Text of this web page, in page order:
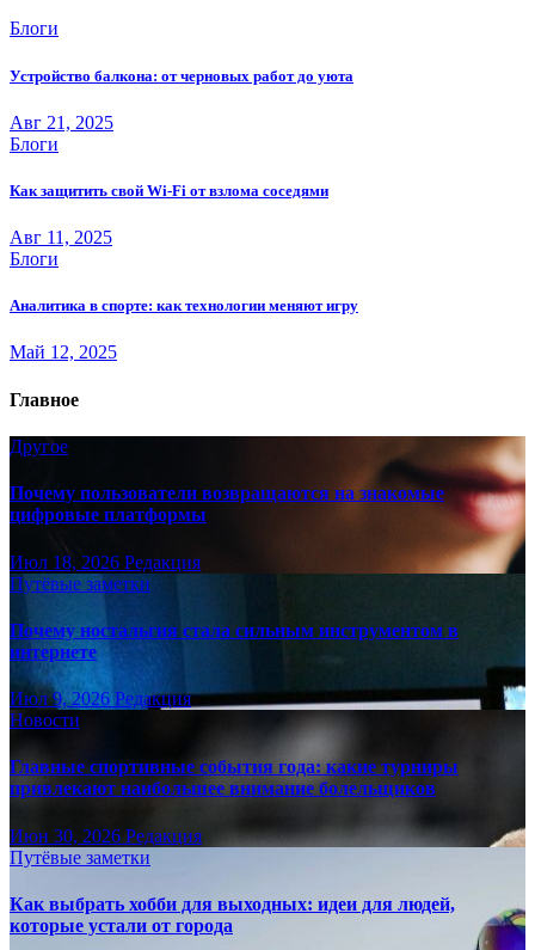
Блоги
Устройство балкона: от черновых работ до уюта
Авг 21, 2025
Блоги
Как защитить свой Wi-Fi от взлома соседями
Авг 11, 2025
Блоги
Аналитика в спорте: как технологии меняют игру
Май 12, 2025
Главное
Другое
Почему пользователи возвращаются на знакомые
цифровые платформы
Июл 18, 2026 Редакция
Путёвые заметки
Почему ностальгия стала сильным инструментом в
интернете
Июл 9, 2026 Редакция
Новости
Главные спортивные события года: какие турниры
привлекают наибольшее внимание болельщиков
Июн 30, 2026 Редакция
Путёвые заметки
Как выбрать хобби для выходных: идеи для людей,
которые устали от города